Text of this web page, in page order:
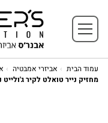
עמוד הבית אביזרי אמבטיה
מחזיק נייר טואלט לקיר